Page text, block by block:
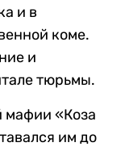
и в
коме.
и
тюрьмы.
мафии «Коза
им до